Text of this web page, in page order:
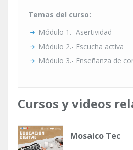
Temas del curso:
Módulo 1.- Asertividad
Módulo 2.- Escucha activa
Módulo 3.- Enseñanza de
Cursos y videos
Mosaico Tec